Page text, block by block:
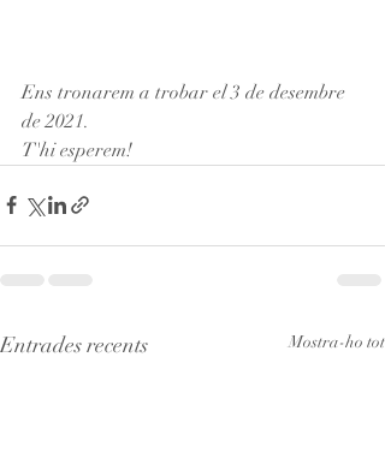
Ens tronarem a trobar el 3 de desembre
de 2021.
T'hi esperem!
Entrades recents Mostra-ho tot